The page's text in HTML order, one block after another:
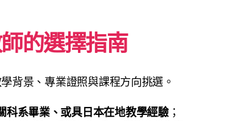
的選擇指南
背景、專業證照與課程方向挑選。
科系畢業、或具日本在地教學經驗；